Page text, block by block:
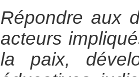
Répondre aux
acteurs
la paix,